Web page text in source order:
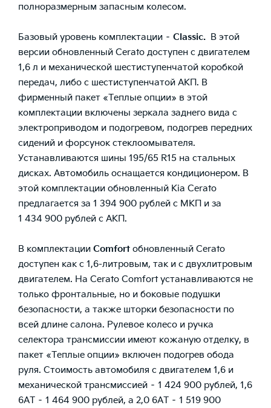
полноразмерным запасным колесом.
Базовый уровень комплектации – Classic. В этой
версии обновленный Cerato доступен с двигателем
1,6 л и механической шестиступенчатой коробкой
передач, либо с шестиступенчатой АКП. В
фирменный пакет «Теплые опции» в этой
комплектации включены зеркала заднего вида с
электроприводом и подогревом, подогрев передних
сидений и форсунок стеклоомывателя.
Устанавливаются шины 195/65 R15 на стальных
дисках. Автомобиль оснащается кондиционером. В
этой комплектации обновленный Kia Cerato
предлагается за 1 394 900 рублей с МКП и за
1 434 900 рублей с АКП.
В комплектации Comfort обновленный Cerato
доступен как с 1,6-литровым, так и с двухлитровым
двигателем. На Cerato Comfort устанавливаются не
только фронтальные, но и боковые подушки
безопасности, а также шторки безопасности по
всей длине салона. Рулевое колесо и ручка
селектора трансмиссии имеют кожаную отделку, в
пакет «Теплые опции» включен подогрев обода
руля. Стоимость автомобиля с двигателем 1,6 и
механической трансмиссией – 1 424 900 рублей, 1,6
6АТ – 1 464 900 рублей, а 2,0 6АТ – 1 519 900